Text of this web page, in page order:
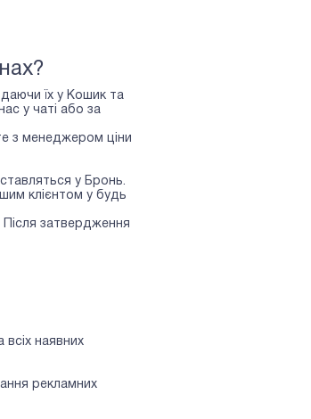
їх у Кошик та
у чаті або за
з менеджером ціни
ставляться у Бронь.
клієнтом у будь
затвердження
всіх наявних
рекламних